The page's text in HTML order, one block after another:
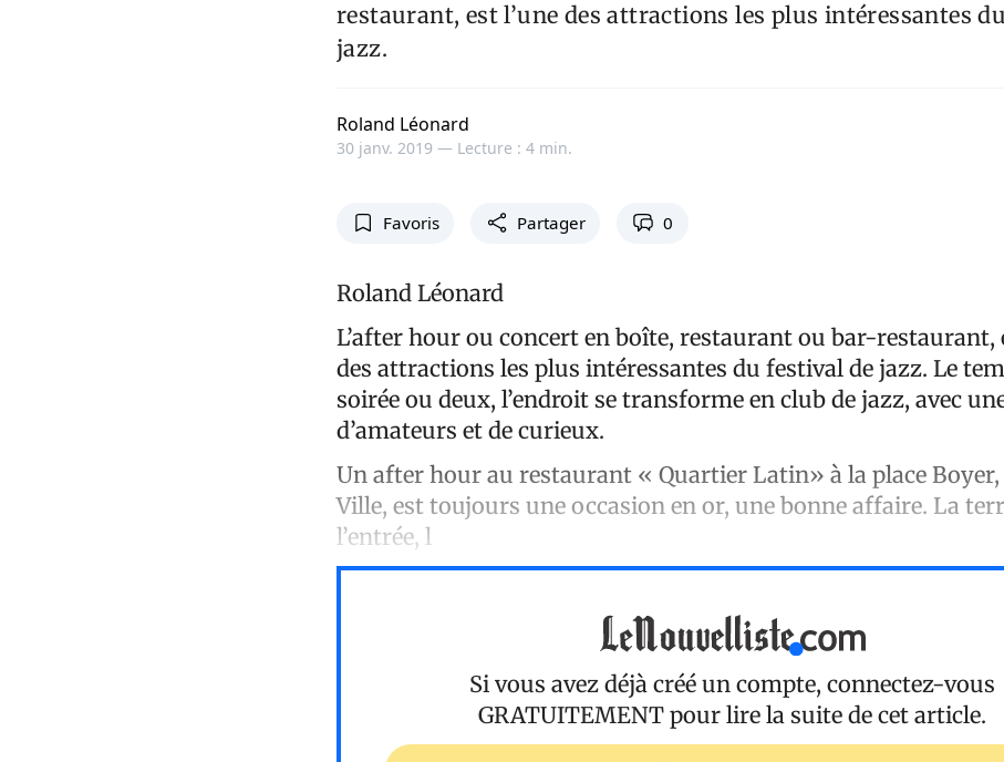
restaurant, est l’une des attractions les plus intéressantes
jazz.
Roland Léonard
30 janv. 2019 — Lecture : 4 min.
Favoris Partager 0
Roland Léonard
L’after hour ou concert en boîte, restaurant ou bar-restaurant,
des attractions les plus intéressantes du festival de jazz. Le
soirée ou deux, l’endroit se transforme en club de jazz, avec
d’amateurs et de curieux.
Un after hour au restaurant « Quartier Latin» à la place
Ville, est toujours une occasion en or, une bonne affaire. La
l’entrée, l
Si vous avez déjà créé un compte, connectez-vous
GRATUITEMENT pour lire la suite de cet article.